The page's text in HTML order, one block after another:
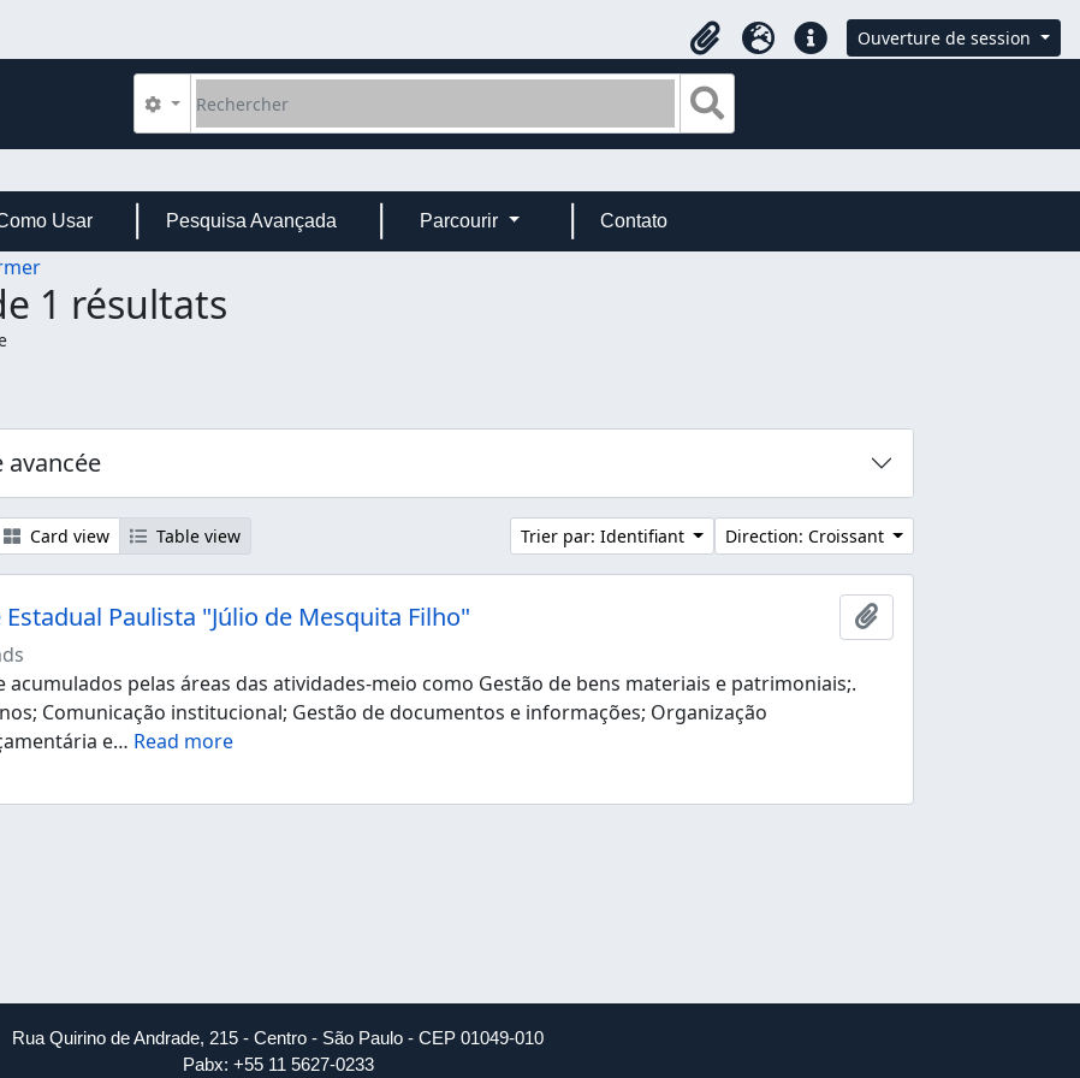
Presse-papier
LangueLiens rapidesOuverture de session
Rechercher
Search options
Usar Pesquisa Avançada Parcourir Contato
1 résultats
Card view Table view Trier par: Identifiant Direction: Croissant
Paulista "Júlio de Mesquita Filho"
Ajouter au presse-
pelas áreas das atividades-meio como Gestão de bens materiais e patrimoniais;.
Comunicação institucional; Gestão de documentos e informações; Organização
e… Read more
Rua Quirino de Andrade, 215 - Centro - São Paulo - CEP 01049-010
Pabx: +55 11 5627-0233